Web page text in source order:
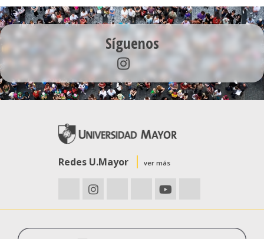
Síguenos
Redes U.Mayor ver más